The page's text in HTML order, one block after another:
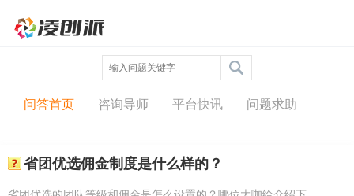
问答中心
问答首页 咨询导师 平台快讯 问题求助
省团优选佣金制度是什么样的？